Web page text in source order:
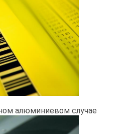
алюминиевом случае